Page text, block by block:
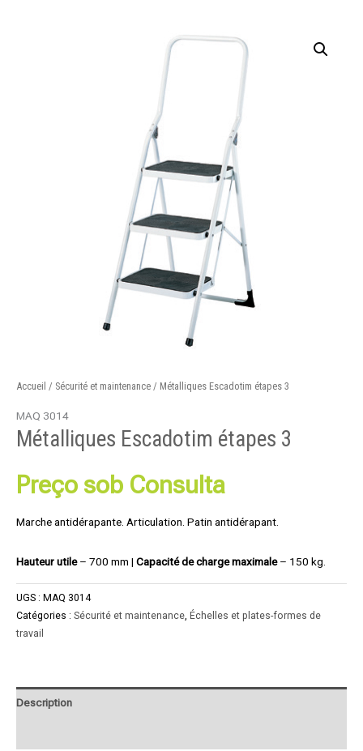
Accueil / Sécurité et maintenance / Métalliques Escadotim étapes 3
MAQ 3014
Métalliques Escadotim étapes 3
Preço sob Consulta
Marche antidérapante. Articulation. Patin antidérapant.
Hauteur utile– 700 mm | Capacité de charge maximale– 150 kg.
UGS : MAQ 3014
Catégories : Sécurité et maintenance, Échelles et plates-formes de
travail
Description